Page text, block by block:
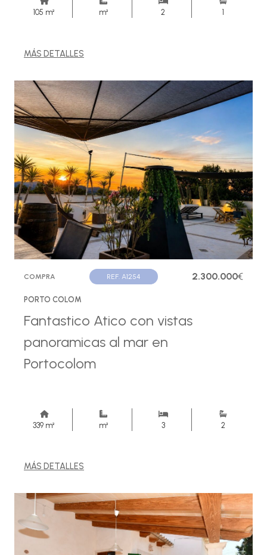
105 m² m² 2 1
MÁS DETALLES
COMPRA REF. A1254 2.300.000€
PORTO COLOM
Fantastico Atico con vistas
panoramicas al mar en
Portocolom
339 m² m² 3 2
MÁS DETALLES